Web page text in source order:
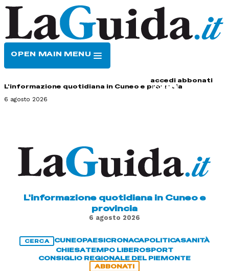
OPEN MAIN MENU
accedi abbonati
L'informazione quotidiana in Cuneo e provincia
6 agosto 2026
L'informazione quotidiana in Cuneo e
provincia
6 agosto 2026
CERCA CUNEOPAESICRONACAPOLITICASANITÀ
CHIESATEMPO LIBEROSPORT
CONSIGLIO REGIONALE DEL PIEMONTE
ABBONATI